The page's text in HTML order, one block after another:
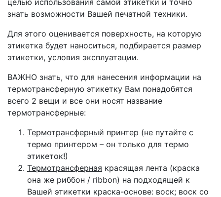
знать возможности Вашей печатной техники.
Для этого оценивается поверхность, на которую
этикетка будет наноситься, подбирается размер
этикетки, условия эксплуатации.
ВАЖНО знать, что для нанесения информации на
термотрансферную этикетку Вам понадобятся
всего 2 вещи и все они носят название
термотрансферные:
Термотрансферный принтер (не путайте с
термо принтером – он только для термо
этикеток!)
Термотрансферная красящая лента (краска
она же риббон / ribbon) на подходящей к
Вашей этикетки краска-основе: воск; воск со